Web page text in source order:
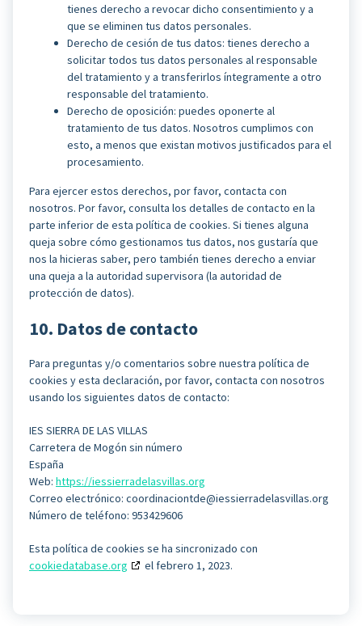
tienes derecho a revocar dicho consentimiento y a
que se eliminen tus datos personales.
Derecho de cesión de tus datos: tienes derecho a
solicitar todos tus datos personales al responsable
del tratamiento y a transferirlos íntegramente a otro
responsable del tratamiento.
Derecho de oposición: puedes oponerte al
tratamiento de tus datos. Nosotros cumplimos con
esto, a menos que existan motivos justificados para el
procesamiento.
Para ejercer estos derechos, por favor, contacta con
nosotros. Por favor, consulta los detalles de contacto en la
parte inferior de esta política de cookies. Si tienes alguna
queja sobre cómo gestionamos tus datos, nos gustaría que
nos la hicieras saber, pero también tienes derecho a enviar
una queja a la autoridad supervisora (la autoridad de
protección de datos).
10. Datos de contacto
Para preguntas y/o comentarios sobre nuestra política de
cookies y esta declaración, por favor, contacta con nosotros
usando los siguientes datos de contacto:
IES SIERRA DE LAS VILLAS
Carretera de Mogón sin número
España
Web: https://iessierradelasvillas.org
Correo electrónico: coordinaciontde@iessierradelasvillas.org
Número de teléfono: 953429606
Esta política de cookies se ha sincronizado con
cookiedatabase.org
el febrero 1, 2023.